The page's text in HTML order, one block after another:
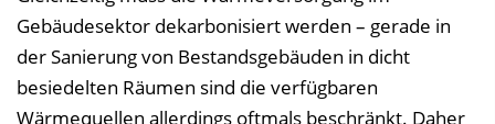
Gebäudesektor dekarbonisiert werden – gerade in
der Sanierung von Bestandsgebäuden in dicht
besiedelten Räumen sind die verfügbaren
Wärmequellen allerdings oftmals beschränkt. Daher